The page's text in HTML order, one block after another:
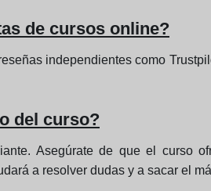
de cursos online?
independientes como
del curso?
Asegúrate de que el curso
a resolver dudas y a sacar el